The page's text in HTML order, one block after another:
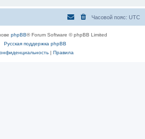
Часовой пояс: UTC
phpBB® Forum Software © phpBB Limited
Русская поддержка phpBB
| Правила